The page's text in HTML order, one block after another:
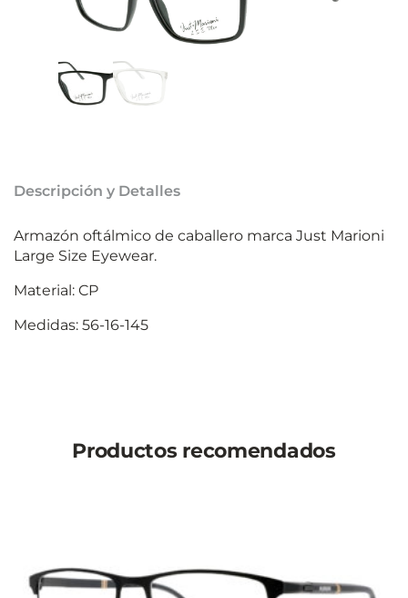
Descripción y Detalles
Armazón oftálmico de caballero marca Just Marioni
Large Size Eyewear.
Material: CP
Medidas: 56-16-145
Productos recomendados